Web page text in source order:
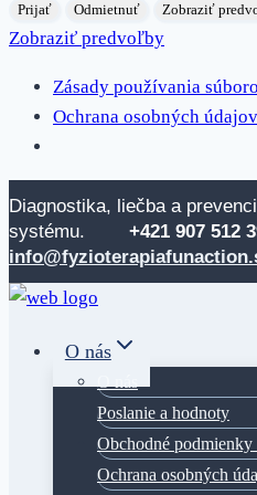
Prijať Odmietnuť Zobraziť
Zobraziť predvoľby
Zásady používania
Ochrana osobných údajov
Skip
to
content
Diagnostika, liečba a
systému. +421 907 512
O nás
Poslanie a hodnoty
Obchodné podmienky
Ochrana osobných